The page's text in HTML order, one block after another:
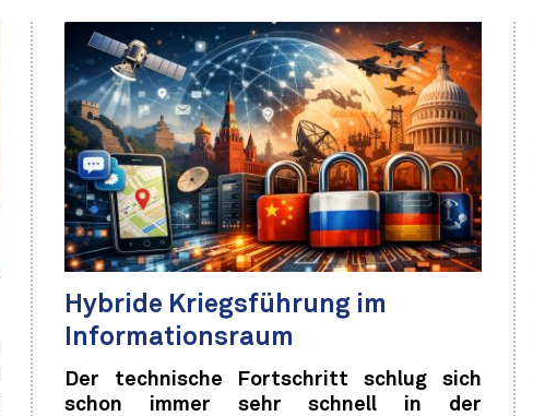
Hybride Kriegsführung im
Informationsraum
Der technische Fortschritt schlug sich
schon immer sehr schnell in der